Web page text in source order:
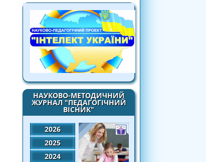
НАУКОВО-МЕТОДИЧНИЙ
ЖУРНАЛ "ПЕДАГОГІЧНИЙ
ВІСНИК"
2026
2025
2024